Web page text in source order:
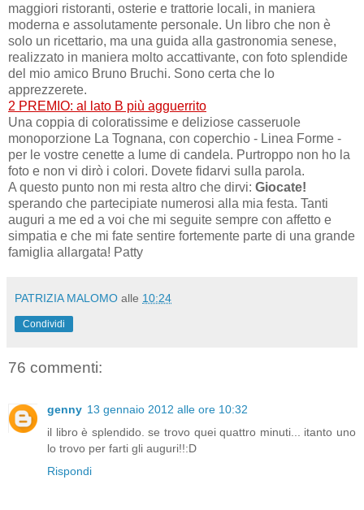
maggiori ristoranti, osterie e trattorie locali, in maniera
moderna e assolutamente personale. Un libro che non è
solo un ricettario, ma una guida alla gastronomia senese,
realizzato in maniera molto accattivante, con foto splendide
del mio amico Bruno Bruchi. Sono certa che lo
apprezzerete.
2 PREMIO: al lato B più agguerrito
Una coppia di coloratissime e deliziose casseruole
monoporzione La Tognana, con coperchio - Linea Forme -
per le vostre cenette a lume di candela. Purtroppo non ho la
foto e non vi dirò i colori. Dovete fidarvi sulla parola.
A questo punto non mi resta altro che dirvi: Giocate!
sperando che partecipiate numerosi alla mia festa. Tanti
auguri a me ed a voi che mi seguite sempre con affetto e
simpatia e che mi fate sentire fortemente parte di una grande
famiglia allargata! Patty
PATRIZIA MALOMO alle 10:24
Condividi
76 commenti:
genny 13 gennaio 2012 alle ore 10:32
il libro è splendido. se trovo quei quattro minuti... itanto uno
lo trovo per farti gli auguri!!:D
Rispondi